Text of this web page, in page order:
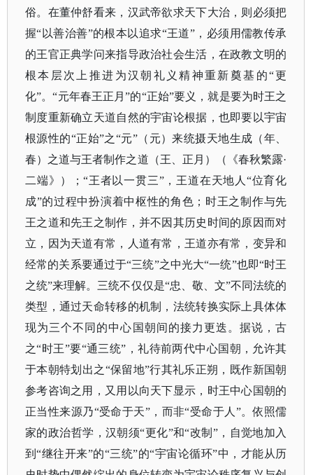
俗。在董仲舒看来，汉武帝欲求天下大治，则必须把
握“以善治善”的根本以追求“王道”，必须用儒教传承
的王官正典学问来指导政治社会生活，在政教文明的
根本层次上推进为汉朝礼义精神重新奠基的“更
化”。“元年春王正月”的“正始”要义，就是要为时王之
制度重新确立天道自然的宇宙论根据，也即要以宇宙
根源性的“正始”之“元”（元）来统摄天地生成（年、
春）之道与王者制作之道（王、正月）（《春秋繁露·
二端》）；“王者以一贯三”，王道在天地人“位育化
成”的过程中扮演着中枢性的角色；时王之制作与先
王之道和先王之制作，并不因其历史时间的原因而对
立，因为天道有常，人道有常，王道亦有常，变异和
经常的关系要通过于“三统”之中光大“一统”也即“时王
之统”来理解。三统不仅仅是“忠、敬、文”不同法统的
类型，通过天命转移的机制，法统转换实际上具体体
现为三个不同的中心国朝间的接力更迭。据说，古
之“时王”要“通三统”，礼待前两代中心国朝，允许其
于本朝特划出之“保留地”行其礼乐正朔，既作新国朝
参考咨询之用，又用以向天下显示，时王中心国朝的
正当性来源乃“受命于天”，而非“受命于人”。依照儒
家的政治哲学，汉朝须“更化”和“改制”，自觉地加入
到“继往开来”的“三统”的“宇宙论循环”中，才能从历